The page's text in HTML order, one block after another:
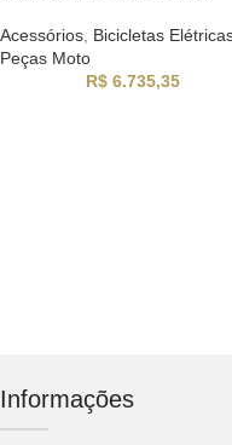
Acessórios, Bicicletas
Peças Moto
R$6.735,35
Informações